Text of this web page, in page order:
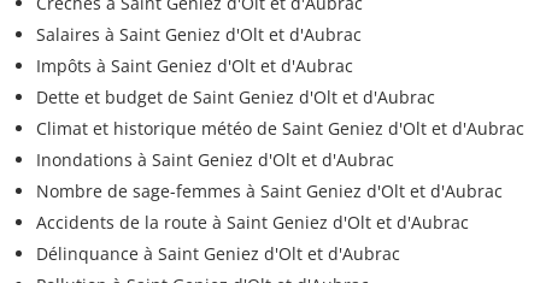
Salaires à Saint Geniez d'Olt et d'Aubrac
Impôts à Saint Geniez d'Olt et d'Aubrac
Dette et budget de Saint Geniez d'Olt et d'Aubrac
Climat et historique météo de Saint Geniez d'Olt et d'Aubrac
Inondations à Saint Geniez d'Olt et d'Aubrac
Nombre de sage-femmes à Saint Geniez d'Olt et d'Aubrac
Accidents de la route à Saint Geniez d'Olt et d'Aubrac
Délinquance à Saint Geniez d'Olt et d'Aubrac